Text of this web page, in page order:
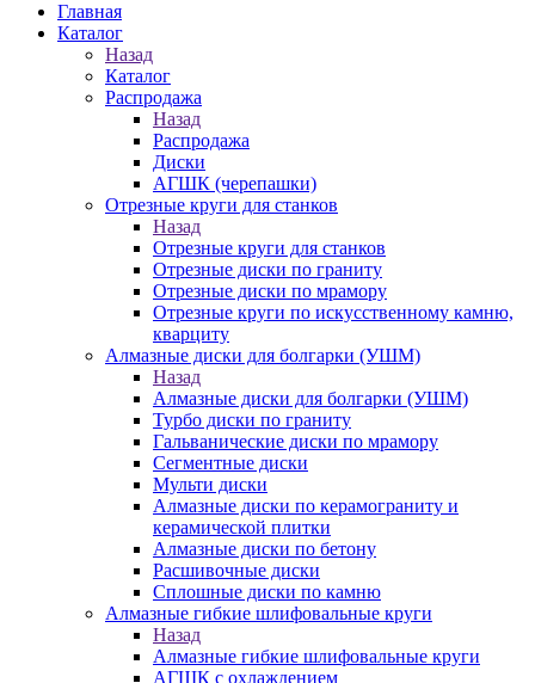
Главная
Каталог
Назад
Каталог
Распродажа
Назад
Распродажа
Диски
АГШК (черепашки)
Отрезные круги для станков
Назад
Отрезные круги для станков
Отрезные диски по граниту
Отрезные диски по мрамору
Отрезные круги по искусственному камню,
кварциту
Алмазные диски для болгарки (УШМ)
Назад
Алмазные диски для болгарки (УШМ)
Турбо диски по граниту
Гальванические диски по мрамору
Сегментные диски
Мульти диски
Алмазные диски по керамограниту и
керамической плитки
Алмазные диски по бетону
Расшивочные диски
Сплошные диски по камню
Алмазные гибкие шлифовальные круги
Назад
Алмазные гибкие шлифовальные круги
АГШК с охлаждением